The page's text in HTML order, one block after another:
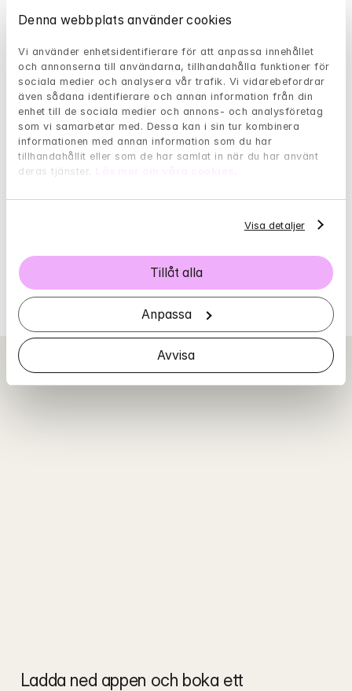
Denna webbplats använder cookies
Vi använder enhetsidentifierare för att anpassa innehållet
och annonserna till användarna, tillhandahålla funktioner för
sociala medier och analysera vår trafik. Vi vidarebefordrar
även sådana identifierare och annan information från din
enhet till de sociala medier och annons- och analysföretag
som vi samarbetar med. Dessa kan i sin tur kombinera
informationen med annan information som du har
tillhandahållit eller som de har samlat in när du har använt
deras tjänster.
Visa detaljer
Tillåt alla
Anpassa
Avvisa
Test: Destruktiv relation
Test: Är du medberoende?
Test: Aggressionsproblem
Test: Befinner du dig i förklimakteriet?
Test: Alkoholvanor Test: Självkänsla
Ladda ned appen och boka ett